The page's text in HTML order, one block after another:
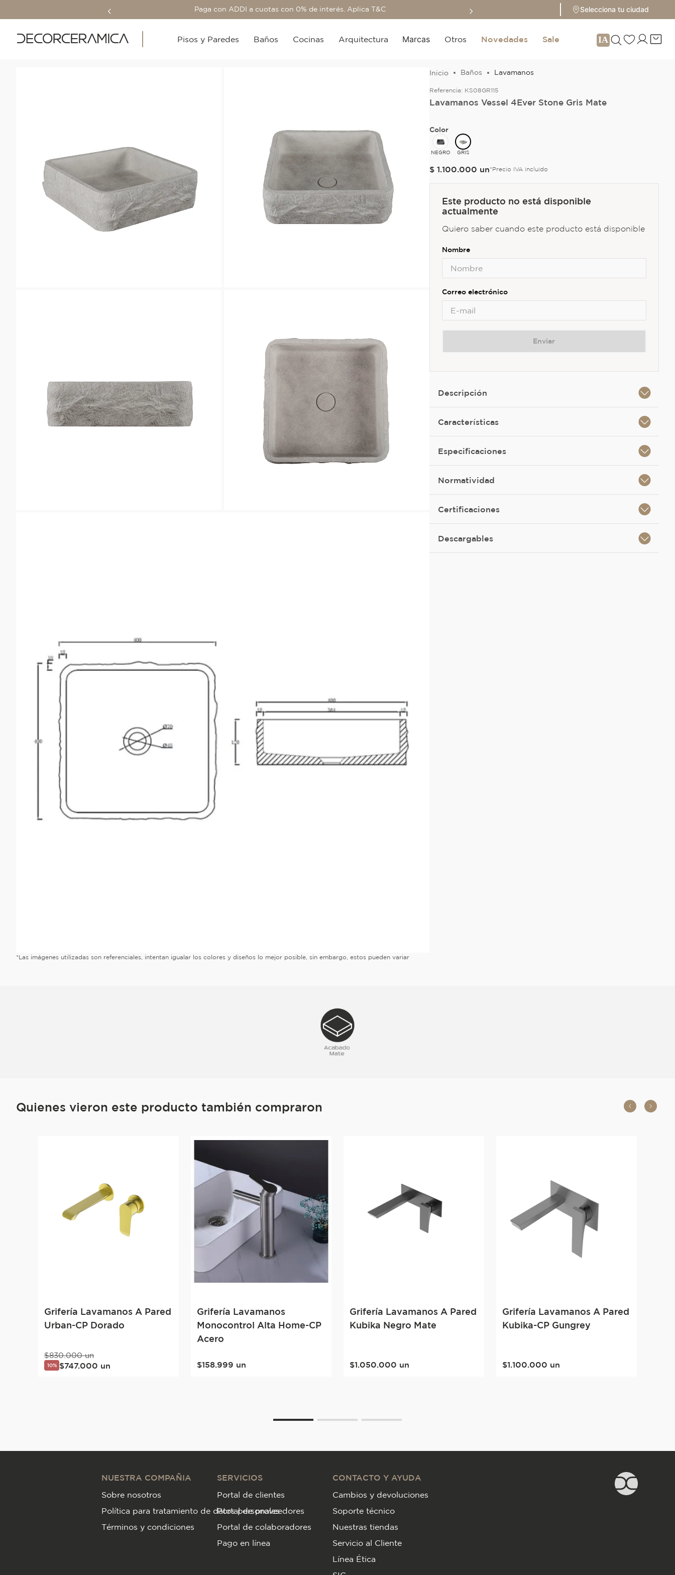
Paga con ADDI a cuotas con 0% de interés. Aplica T&C Sale hasta 70%
Selecciona tu ciudad
Pisos y Paredes Baños Cocinas Arquitectura Marcas Otros Novedades Sale
*Las imágenes utilizadas son referenciales, intentan igualar los colores y diseños lo mejor posible, sin embargo, estos pueden variar
Baños Lavamanos
Referencia: KS08GR115
Lavamanos Vessel 4Ever Stone Gris Mate
Color
NEGRO GRIS
$ 1.100.000 un*Precio IVA incluido
Este producto no está disponible
actualmente
Quiero saber cuando este producto está disponible
Enviar
Descripción
Características
Especificaciones
Normatividad
Certificaciones
Descargables
Quienes vieron este producto también compraron
Grifería Lavamanos A Pared
Urban-CP Dorado
$830.000 un
10% $747 000 un
Grifería Lavamanos
Monocontrol Alta Home-CP
Acero
$158.999 un
Grifería Lavamanos A Pared
Kubika Negro Mate
$1.050.000 un
Grifería Lavamanos A Pared
Kubika-CP Gungrey
$1.100.000 un
NUESTRA COMPAÑIA
Sobre nosotros
Política para tratamiento de datos personales
Términos y condiciones
SERVICIOS
Portal de clientes
Portal de proveedores
Portal de colaboradores
Pago en línea
CONTACTO Y AYUDA
Cambios y devoluciones
Soporte técnico
Nuestras tiendas
Servicio al Cliente
Línea Ética